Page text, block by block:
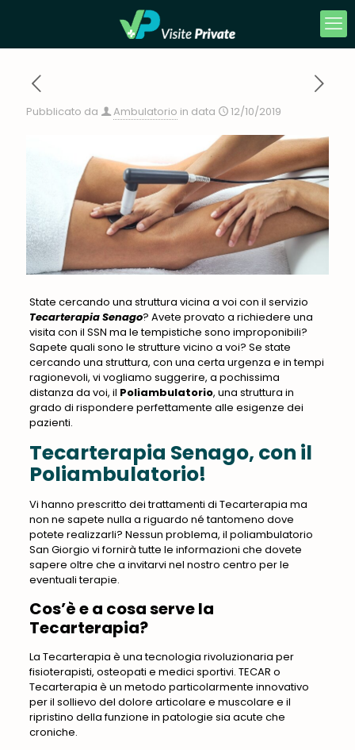
Pubblicato da Ambulatorio in data 12/10/2019
State cercando una struttura vicina a voi con il servizio
Tecarterapia Senago? Avete provato a richiedere una
visita con il SSN ma le tempistiche sono improponibili?
Sapete quali sono le strutture vicino a voi? Se state
cercando una struttura, con una certa urgenza e in tempi
ragionevoli, vi vogliamo suggerire, a pochissima
distanza da voi, il Poliambulatorio, una struttura in
grado di rispondere perfettamente alle esigenze dei
pazienti.
Tecarterapia Senago, con il
Poliambulatorio!
Vi hanno prescritto dei trattamenti di Tecarterapia ma
non ne sapete nulla a riguardo né tantomeno dove
potete realizzarli? Nessun problema, il poliambulatorio
San Giorgio vi fornirà tutte le informazioni che dovete
sapere oltre che a invitarvi nel nostro centro per le
eventuali terapie.
Cos’è e a cosa serve la
Tecarterapia?
La Tecarterapia è una tecnologia rivoluzionaria per
fisioterapisti, osteopati e medici sportivi. TECAR o
Tecarterapia è un metodo particolarmente innovativo
per il sollievo del dolore articolare e muscolare e il
ripristino della funzione in patologie sia acute che
croniche.